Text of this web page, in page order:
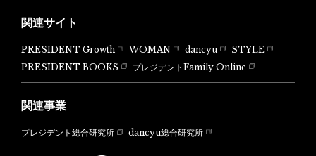
関連サイト
PRESIDENT Growth WOMAN dancyu
STYLE
PRESIDENT BOOKS
プレジデントFamily Online
関連事業
プレジデント総合研究所 dancyu総合研究所